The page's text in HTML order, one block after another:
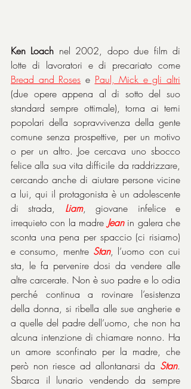
Ken Loach nel 2002, dopo due film di
Bread and Roses e Paul, Mick e gli altri
(due opere appena al di sotto del suo
standard sempre ottimale), torna ai temi
popolari della sopravvivenza della gente
comune senza prospettive, per un motivo
o per un altro. Joe cercava uno sbocco
felice alla sua vita difficile da raddrizzare,
cercando anche di aiutare persone vicine
a lui, qui il protagonista è un adolescente
di strada, Liam, giovane infelice e
irrequieto con la madre Jean in galera che
sconta una pena per spaccio (ci risiamo)
e consumo, mentre Stan, l’uomo con cui
sta, le fa pervenire dosi da vendere alle
altre carcerate. Non è suo padre e lo odia
perché continua a rovinare l’esistenza
della donna, si ribella alle sue angherie e
a quelle del padre dell’uomo, che non ha
alcuna intenzione di chiamare nonno. Ha
un amore sconfinato per la madre, che
però non riesce ad allontanarsi da Stan.
Sbarca il lunario vendendo da sempre